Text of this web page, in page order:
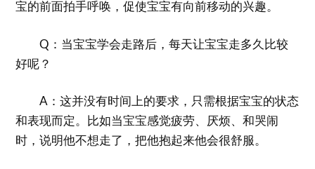
宝的前面拍手呼唤，促使宝宝有向前移动的兴趣。
Q：当宝宝学会走路后，每天让宝宝走多久比较
好呢？
A：这并没有时间上的要求，只需根据宝宝的状态
和表现而定。比如当宝宝感觉疲劳、厌烦、和哭闹
时，说明他不想走了，把他抱起来他会很舒服。